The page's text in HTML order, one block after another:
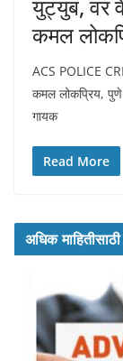
युट्युब, वर
कमल
ACS POLICE
कमल लोकप्रिय, पुणे
गायक
Read More
अधिक